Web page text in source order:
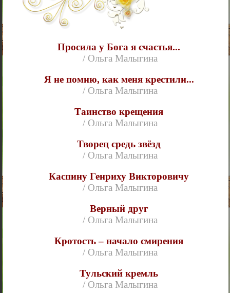
Просила у Бога я счастья...
/ Ольга Малыгина
Я не помню, как меня крестили...
/ Ольга Малыгина
Таинство крещения
/ Ольга Малыгина
Творец средь звёзд
/ Ольга Малыгина
Каспину Генриху Викторовичу
/ Ольга Малыгина
Верный друг
/ Ольга Малыгина
Кротость – начало смирения
/ Ольга Малыгина
Тульский кремль
/ Ольга Малыгина